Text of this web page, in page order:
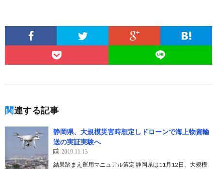
関連する記事
静岡県、大規模災害時想定しドローンで海上物資輸
送の実証実験へ
2019.11.13
結果踏まえ運用マニュアル策定 静岡県は11月12日、大規模